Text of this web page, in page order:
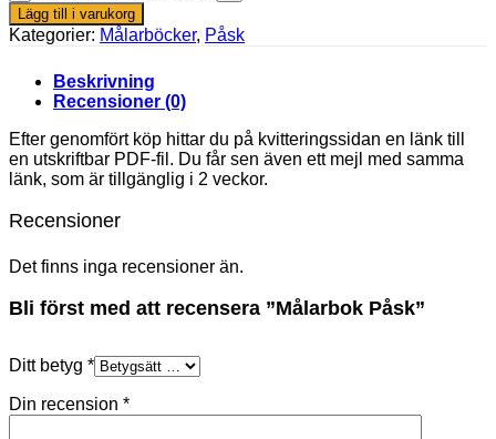
Lägg till i varukorg
Kategorier: Målarböcker, Påsk
Beskrivning
Recensioner (0)
Efter genomfört köp hittar du på kvitteringssidan en länk till
en utskriftbar PDF-fil. Du får sen även ett mejl med samma
länk, som är tillgänglig i 2 veckor.
Recensioner
Det finns inga recensioner än.
Bli först med att recensera ”Målarbok Påsk”
Ditt betyg *
Din recension *